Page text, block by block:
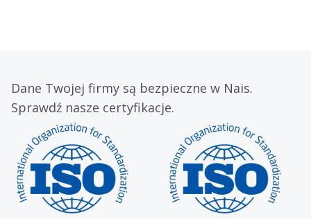
Dane Twojej firmy są bezpieczne w Nais.
Sprawdź nasze certyfikacje.